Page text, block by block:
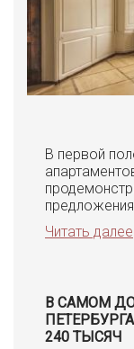
В первой
Читать далее
В САМОМ
240 ТЫСЯЧ